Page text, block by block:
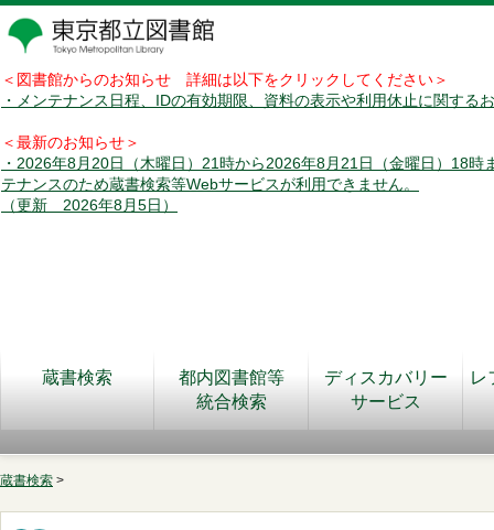
＜図書館からのお知らせ 詳細は以下をクリックしてください＞
・メンテナンス日程、IDの有効期限、資料の表示や利用休止に関する
＜最新のお知らせ＞
・2026年8月20日（木曜日）21時から2026年8月21日（金曜日）18時
テナンスのため蔵書検索等Webサービスが利用できません。
（更新 2026年8月5日）
蔵書検索
都内図書館等
統合検索
ディスカバリー
サービス
レ
蔵書検索 >